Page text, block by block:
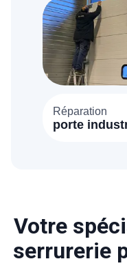
Réparation
porte
Votre
serrurerie